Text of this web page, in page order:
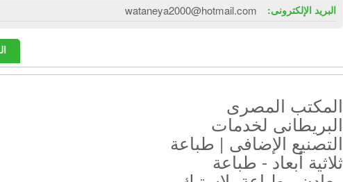
البريد الإلكترونى: wataneya2000@hotmail.com
المكتب المصرى
البريطانى لخدمات
التصنيع الإضافى | طباعة
ثلاثية أبعاد - طباعة